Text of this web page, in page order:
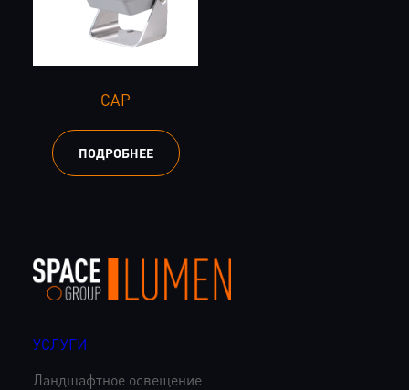
CAP
ПОДРОБНЕЕ
УСЛУГИ
Ландшафтное освещение